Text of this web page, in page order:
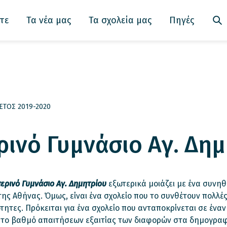
Τα νέα μας Τα σχολεία μας Πηγές
2019-2020
Γυμνάσιο Αγ.
Γυμνάσιο Αγ. Δημητρίου εξωτερικά μοιάζει με ένα
Αθήνας. Όμως, είναι ένα σχολείο που το συνθέτουν πολλές
Πρόκειται για ένα σχολείο που ανταποκρίνεται σε έναν
βαθμό απαιτήσεων εξαιτίας των διαφορών στα